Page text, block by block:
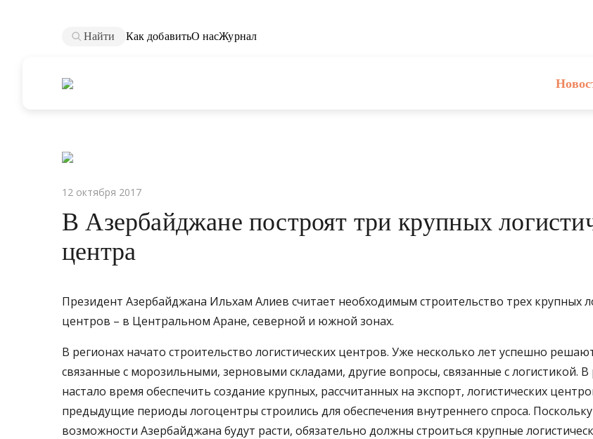
Найти Как добавитьО насЖурнал
12 октября 2017
В Азербайджане построят три крупных
центра
Президент Азербайджана Ильхам Алиев считает необходимым строительство трех крупных
центров – в Центральном Аране, северной и южной зонах.
В регионах начато строительство логистических центров. Уже несколько лет успешно
связанные с морозильными, зерновыми складами, другие вопросы, связанные с логистикой. В
настало время обеспечить создание крупных, рассчитанных на экспорт, логистических
предыдущие периоды логоцентры строились для обеспечения внутреннего спроса.
возможности Азербайджана будут расти, обязательно должны строиться крупные